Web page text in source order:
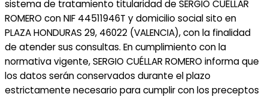
sistema de tratamiento titularidad de SERGIO CUÉLLAR
ROMERO con NIF 44511946T y domicilio social sito en
PLAZA HONDURAS 29, 46022 (VALENCIA), con la finalidad
de atender sus consultas. En cumplimiento con la
normativa vigente, SERGIO CUÉLLAR ROMERO informa que
los datos serán conservados durante el plazo
estrictamente necesario para cumplir con los preceptos